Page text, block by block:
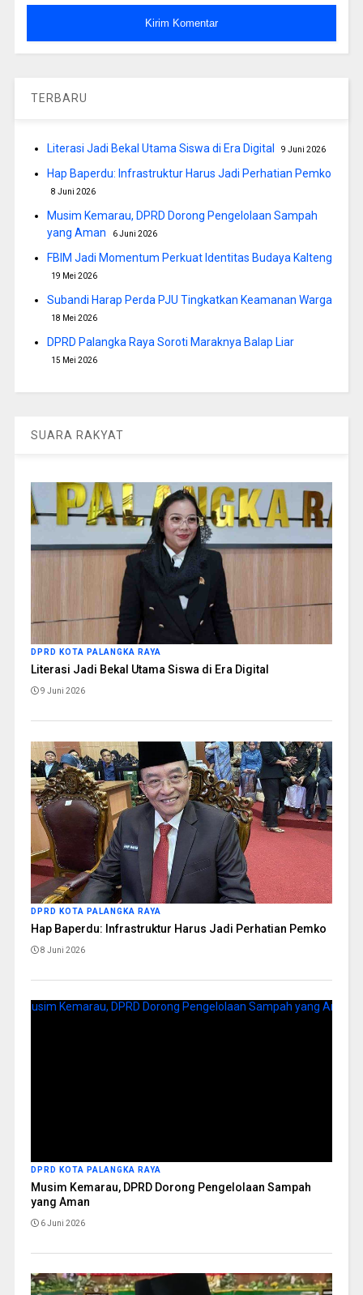
TERBARU
Literasi Jadi Bekal Utama Siswa di Era Digital 9 Juni 2026
Hap Baperdu: Infrastruktur Harus Jadi Perhatian Pemko
8 Juni 2026
Musim Kemarau, DPRD Dorong Pengelolaan Sampah
yang Aman
6 Juni 2026
FBIM Jadi Momentum Perkuat Identitas Budaya Kalteng
19 Mei 2026
Subandi Harap Perda PJU Tingkatkan Keamanan Warga
18 Mei 2026
DPRD Palangka Raya Soroti Maraknya Balap Liar
15 Mei 2026
SUARA RAKYAT
DPRD KOTA PALANGKA RAYA
Literasi Jadi Bekal Utama Siswa di Era Digital
9 Juni 2026
DPRD KOTA PALANGKA RAYA
Hap Baperdu: Infrastruktur Harus Jadi Perhatian Pemko
8 Juni 2026
DPRD KOTA PALANGKA RAYA
Musim Kemarau, DPRD Dorong Pengelolaan Sampah
yang Aman
6 Juni 2026